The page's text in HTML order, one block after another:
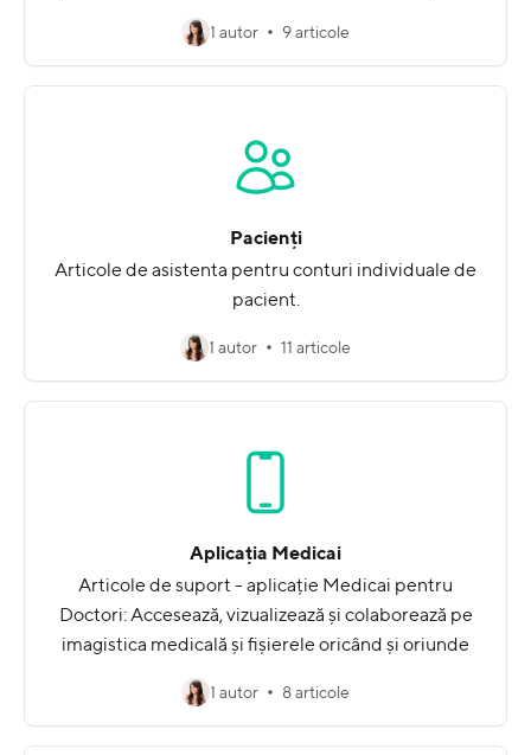
1 autor 9 articole
Pacienți
Articole de asistenta pentru conturi individuale de
pacient.
1 autor 11 articole
Aplicația Medicai
Articole de suport - aplicație Medicai pentru
Doctori: Accesează, vizualizează și colaborează pe
imagistica medicală și fișierele oricând și oriunde
1 autor 8 articole